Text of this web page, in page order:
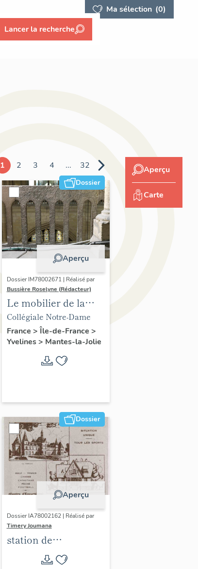
Ma sélection (0)
Lancer la recherche
1 2 3 4 ... 32
Dossier
Aperçu
Dossier IM78002671 | Réalisé par
Bussière Roselyne (Rédacteur)
Le mobilier de la
collégiale
Collégiale Notre-Dame
France > Île-de-France >
Yvelines> Mantes-la-Jolie
Dossier
Aperçu
Dossier IA78002162 | Réalisé par
Timery Joumana
station de
villégiature
Aperçu
Carte